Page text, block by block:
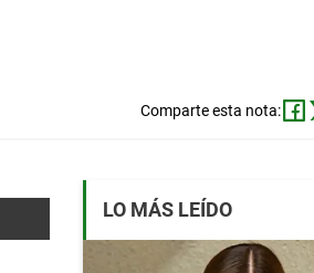
Comparte esta nota:
LO MÁS LEÍDO